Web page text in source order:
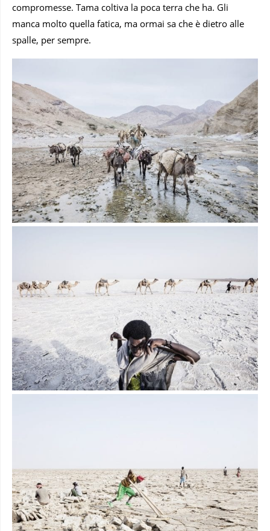
compromesse. Tama coltiva la poca terra che ha. Gli
manca molto quella fatica, ma ormai sa che è dietro alle
spalle, per sempre.